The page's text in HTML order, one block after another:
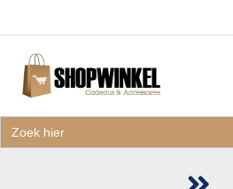
naar:
Zoek
naar: